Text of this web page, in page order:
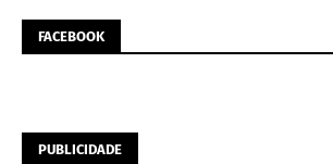
FACEBOOK
PUBLICIDADE